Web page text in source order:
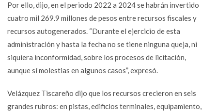
Por ello, dijo, en el periodo 2022 a 2024 se habrán invertido
cuatro mil 269.9 millones de pesos entre recursos fiscales y
recursos autogenerados. “Durante el ejercicio de esta
administración y hasta la fecha no se tiene ninguna queja, ni
siquiera inconformidad, sobre los procesos de licitación,
aunque sí molestias en algunos casos”, expresó.
Velázquez Tiscareño dijo que los recursos crecieron en seis
grandes rubros: en pistas, edificios terminales, equipamiento,